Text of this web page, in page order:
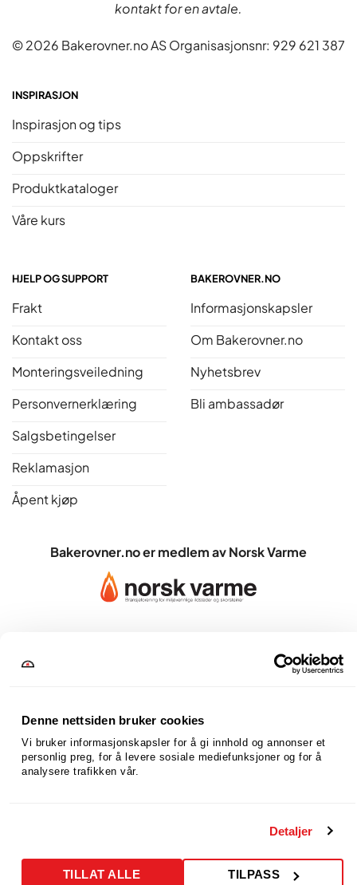
Denne nettsiden bruker cookies
Vi bruker informasjonskapsler for å gi innhold og annonser et
personlig preg, for å levere sosiale mediefunksjoner og for å
analysere trafikken vår.
Detaljer
TILLAT ALLE TILPASS
kontakt for en avtale.
© 2026 Bakerovner.no AS Organisasjonsnr: 929 621 387
INSPIRASJON
Inspirasjon og tips
Oppskrifter
Produktkataloger
Våre kurs
HJELP OG SUPPORT
Frakt
Kontakt oss
Monteringsveiledning
Personvernerklæring
Salgsbetingelser
Reklamasjon
Åpent kjøp
BAKEROVNER.NO
Informasjonskapsler
Om Bakerovner.no
Nyhetsbrev
Bli ambassadør
Bakerovner.no er medlem av Norsk Varme